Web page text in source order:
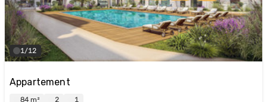
1/12
Appartement
84 m² 2 1